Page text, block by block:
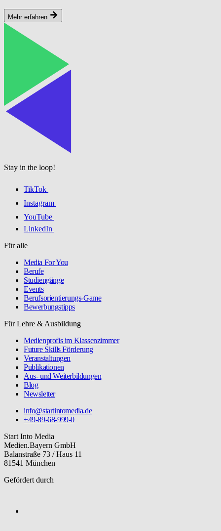
Mehr erfahren
Stay in the loop!
TikTok
Instagram
YouTube
LinkedIn
Für alle
Media For You
Berufe
Studiengänge
Events
Berufsorientierungs-Game
Bewerbungstipps
Für Lehre & Ausbildung
Medienprofis im Klassenzimmer
Future Skills Förderung
Veranstaltungen
Publikationen
Aus- und Weiterbildungen
Blog
Newsletter
info@startintomedia.de
+49-89-68-999-0
Start Into Media
Medien.Bayern GmbH
Balanstraße 73 / Haus 11
81541 München
Gefördert durch